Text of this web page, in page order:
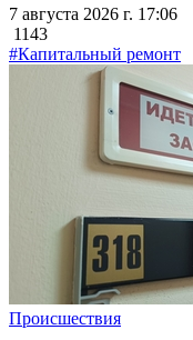
7 августа 2026 г. 17:06
1143
#Капитальный ремонт
Происшествия